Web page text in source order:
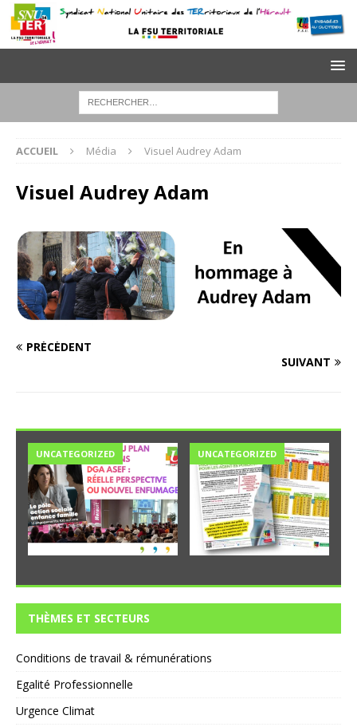
ACCUEIL Média Visuel Audrey Adam
Visuel Audrey Adam
PRÉCÉDENT
SUIVANT
UNCATEGORIZED UNCATEGORIZED
THÈMES ET SECTEURS
Conditions de travail & rémunérations
Egalité Professionnelle
Urgence Climat